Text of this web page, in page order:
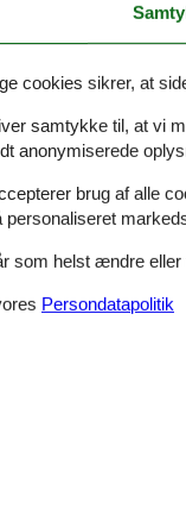
tur ned gennem
med havemøbler,
sommeraftener –
i vandet i løbet af
ligger i første
i
enestående på
cookies sikrer, at
samtykke til, at vi
anonymiserede
brug af alle
personaliseret
som helst ændre
Persondatapolitik